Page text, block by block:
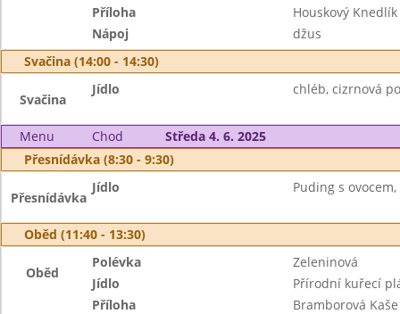
Příloha
Houskový Knedlík
Nápoj
džus
Svačina (14:00 - 14:30)
Svačina
Jídlo chléb, cizrnová
Menu Chod
Středa 4. 6. 2025
Přesnídávka (8:30 - 9:30)
Přesnídávka
Jídlo Puding s
Oběd (11:40 - 13:30)
Oběd
Polévka
Zeleninová
Jídlo
Přírodní kuřecí
Příloha
Bramborová Kaše